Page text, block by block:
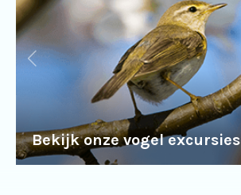
Bekijk onze vogel excursies